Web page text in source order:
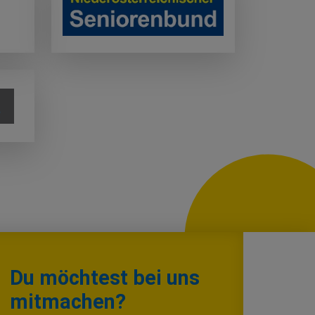
Du möchtest bei uns
mitmachen?